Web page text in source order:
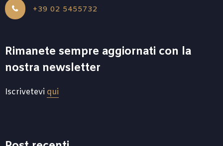
+39 02 5455732
Rimanete sempre aggiornati con la
nostra newsletter
Iscrivetevi qui